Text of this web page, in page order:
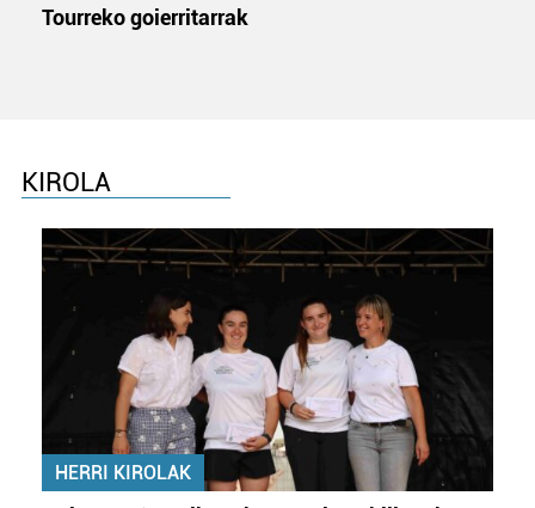
Tourreko goierritarrak
KIROLA
HERRI KIROLAK